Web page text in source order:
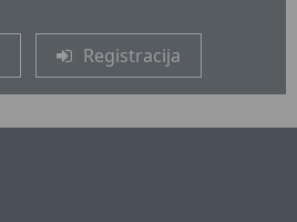
Registracija